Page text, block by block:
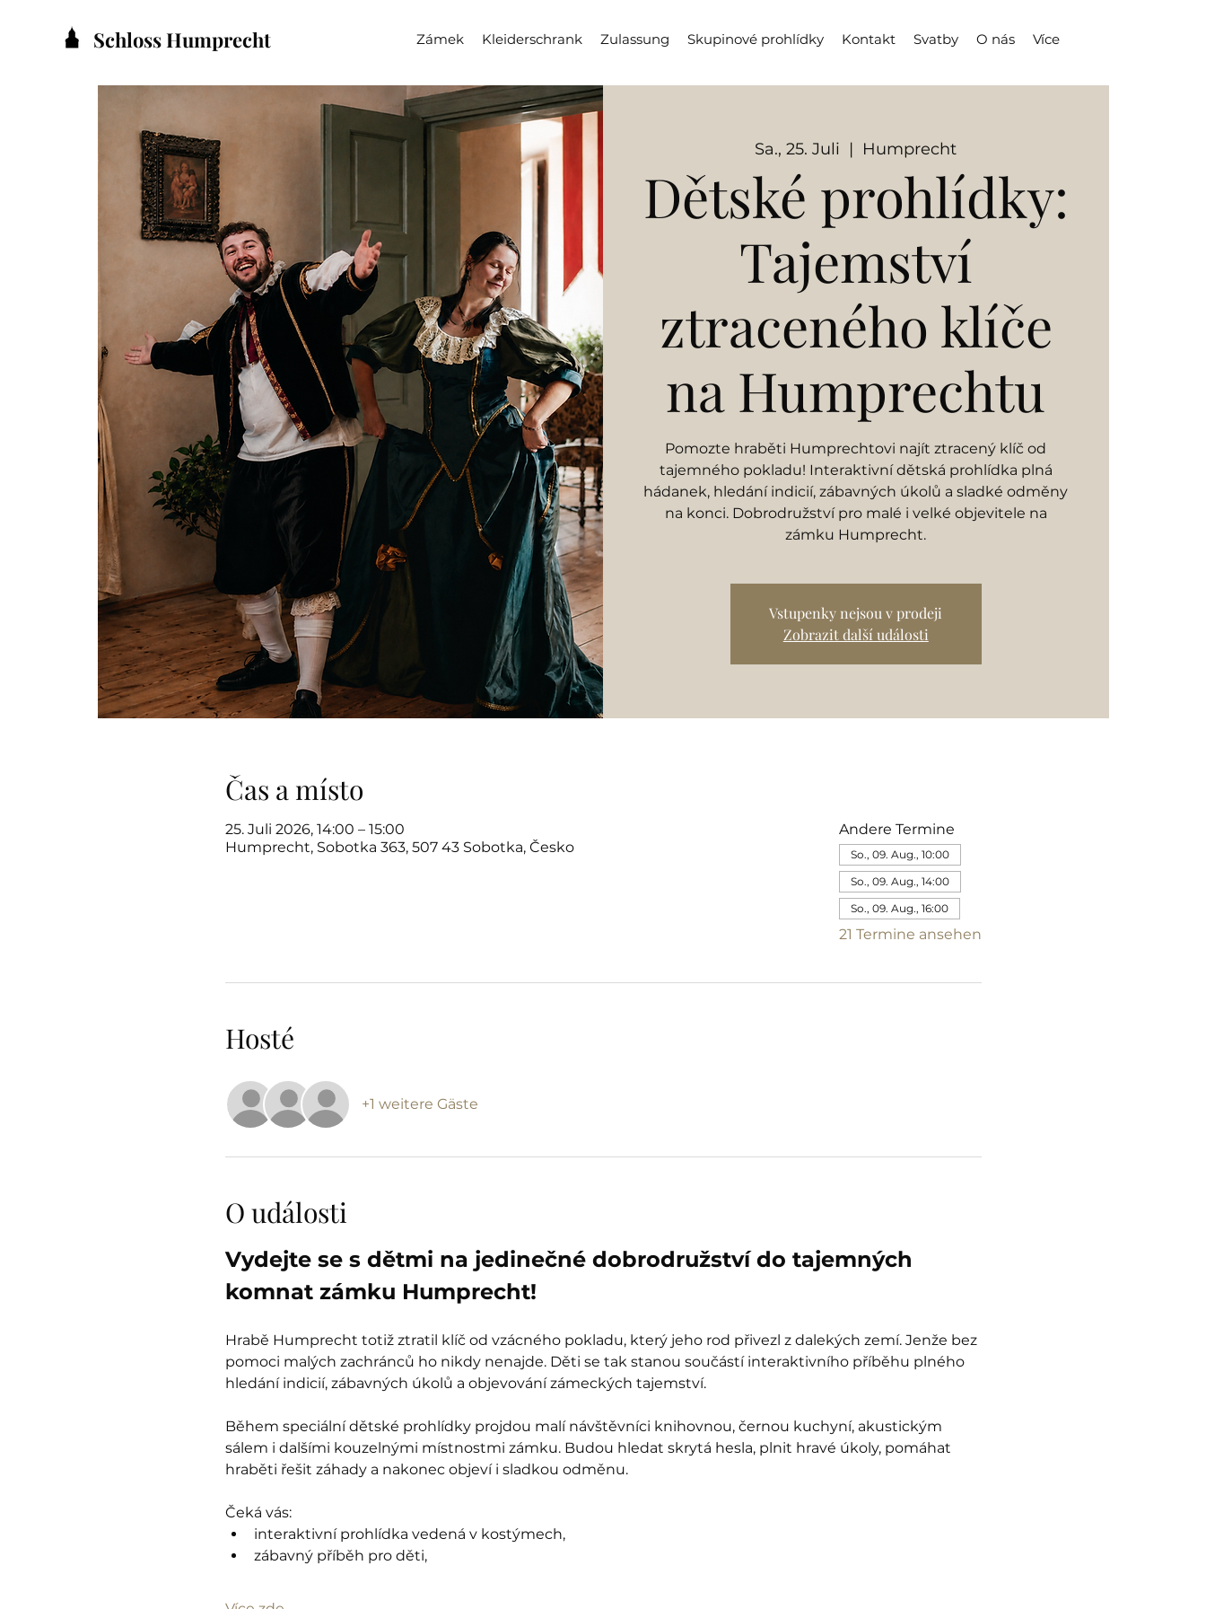
Schloss Humprecht Zámek Kleiderschrank Zulassung Skupinové prohlídky Kontakt Svatby O nás Více
Sa., 25. Juli
  |
Humprecht
Dětské prohlídky:
Tajemství
ztraceného klíče
na Humprechtu
Pomozte hraběti Humprechtovi najít ztracený klíč od
tajemného pokladu! Interaktivní dětská prohlídka plná
hádanek, hledání indicií, zábavných úkolů a sladké odměny
na konci. Dobrodružství pro malé i velké objevitele na
zámku Humprecht.
Vstupenky nejsou v prodeji
Zobrazit další události
Čas a místo
25. Juli 2026, 14:00 – 15:00
Humprecht, Sobotka 363, 507 43 Sobotka, Česko
Andere Termine
So., 09. Aug., 10:00
So., 09. Aug., 14:00
So., 09. Aug., 16:00
21 Termine ansehen
Hosté
+1 weitere Gäste
O události
Vydejte se s dětmi na jedinečné dobrodružství do tajemných
komnat zámku Humprecht!
Hrabě Humprecht totiž ztratil klíč od vzácného pokladu, který jeho rod přivezl z dalekých zemí. Jenže bez
pomoci malých zachránců ho nikdy nenajde. Děti se tak stanou součástí interaktivního příběhu plného
hledání indicií, zábavných úkolů a objevování zámeckých tajemství.
Během speciální dětské prohlídky projdou malí návštěvníci knihovnou, černou kuchyní, akustickým
sálem i dalšími kouzelnými místnostmi zámku. Budou hledat skrytá hesla, plnit hravé úkoly, pomáhat
hraběti řešit záhady a nakonec objeví i sladkou odměnu.
Čeká vás:
interaktivní prohlídka vedená v kostýmech,
zábavný příběh pro děti,